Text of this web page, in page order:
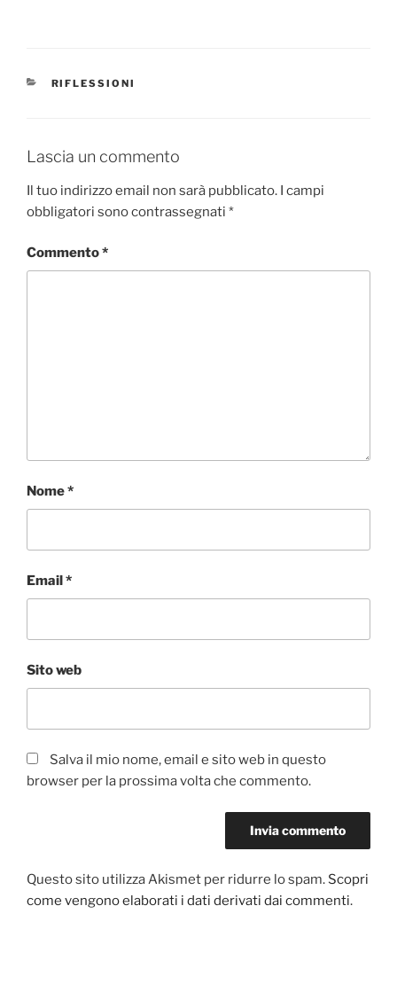
CATEGORIE
RIFLESSIONI
Lascia un commento
Il tuo indirizzo email non sarà pubblicato. I campi
obbligatori sono contrassegnati *
Commento*
Nome*
Email*
Sito web
Salva il mio nome, email e sito web in questo
browser per la prossima volta che commento.
Questo sito utilizza Akismet per ridurre lo spam. Scopri
come vengono elaborati i dati derivati dai commenti.